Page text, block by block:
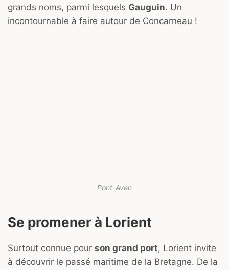
grands noms, parmi lesquels Gauguin. Un
incontournable à faire autour de Concarneau !
Pont-Aven
Se promener à Lorient
Surtout connue pour son grand port, Lorient invite
à découvrir le passé maritime de la Bretagne. De la